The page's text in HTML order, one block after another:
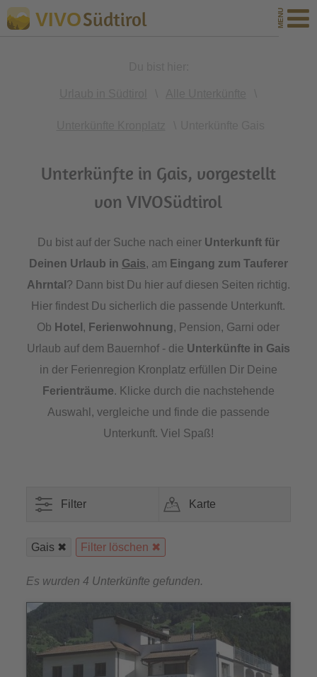
VIVOSüdtirol
Unterkünfte in Gais, vorgestellt
von VIVOSüdtirol
Du bist auf der Suche nach einer Unterkunft für
Deinen Urlaub in Gais, am Eingang zum Tauferer
Ahrntal ? Dann bist Du hier auf diesen Seiten richtig.
Hier findest Du sicherlich die passende Unterkunft.
Ob Hotel , Ferienwohnung, Pension, Garni oder
Urlaub auf dem Bauernhof - die Unterkünfte in Gais
in der Ferienregion Kronplatz erfüllen Dir Deine
Ferienträume. Klicke durch die nachstehende
Auswahl, vergleiche und finde die passende
Unterkunft. Viel Spaß!
Filter Karte
Gais Filter löschen
Es wurden 4 Unterkünfte gefunden.